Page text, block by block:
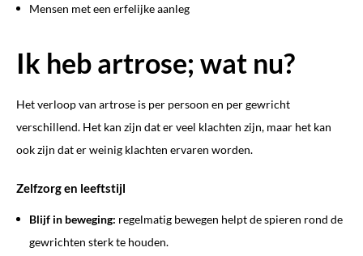
Mensen met een erfelijke aanleg
Ik heb artrose; wat nu?
Het verloop van artrose is per persoon en per gewricht
verschillend. Het kan zijn dat er veel klachten zijn, maar het kan
ook zijn dat er weinig klachten ervaren worden.
Zelfzorg en leeftstijl
Blijf in beweging: regelmatig bewegen helpt de spieren rond de
gewrichten sterk te houden.